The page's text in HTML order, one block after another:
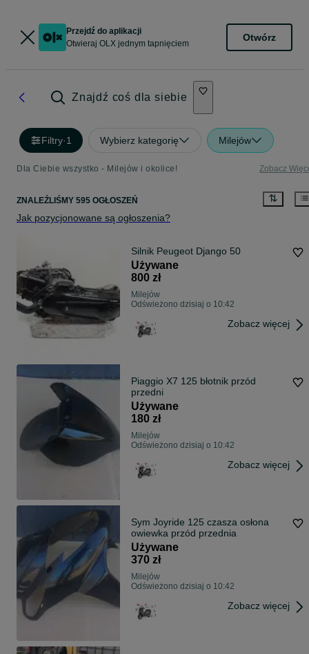
Przejdź do aplikacji
Otwieraj OLX jednym tapnięciem
Otwórz
Znajdź coś dla siebie
Filtry·1 Wybierz kategorię Milejów
Dla Ciebie wszystko - Milejów i okolice! Zobacz
ZNALEŹLIŚMY 595 OGŁOSZEŃ
Jak pozycjonowane są ogłoszenia?
Silnik Peugeot Django 50
Używane
800 zł
Milejów
Odświeżono dzisiaj o 10:42
Zobacz więcej
Piaggio X7 125 błotnik przód
przedni
Używane
180 zł
Milejów
Odświeżono dzisiaj o 10:42
Zobacz więcej
Sym Joyride 125 czasza osłona
owiewka przód przednia
Używane
370 zł
Milejów
Odświeżono dzisiaj o 10:42
Zobacz więcej